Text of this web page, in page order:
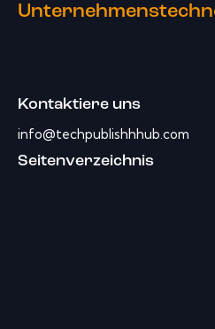
Kontaktiere uns
info@techpublishhhub.com
Seitenverzeichnis